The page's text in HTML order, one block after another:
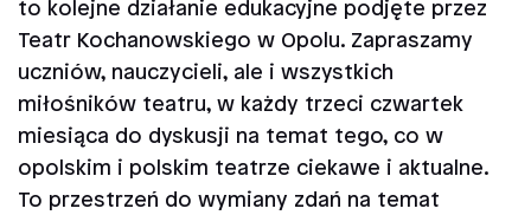
to kolejne działanie edukacyjne podjęte przez
Teatr Kochanowskiego w Opolu. Zapraszamy
uczniów, nauczycieli, ale i wszystkich
miłośników teatru, w każdy trzeci czwartek
miesiąca do dyskusji na temat tego, co w
opolskim i polskim teatrze ciekawe i aktualne.
To przestrzeń do wymiany zdań na temat